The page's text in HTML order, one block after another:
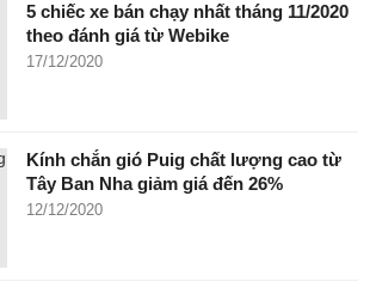
5 chiếc xe bán chạy nhất tháng 11/2020
theo đánh giá từ Webike
17/12/2020
Kính chắn gió Puig chất lượng cao từ
Tây Ban Nha giảm giá đến 26%
12/12/2020